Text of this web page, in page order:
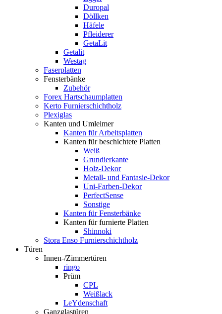
Duropal
Döllken
Häfele
Pfleiderer
GetaLit
Getalit
Westag
Faserplatten
Fensterbänke
Zubehör
Forex Hartschaumplatten
Kerto Furnierschichtholz
Plexiglas
Kanten und Umleimer
Kanten für Arbeitsplatten
Kanten für beschichtete Platten
Weiß
Grundierkante
Holz-Dekor
Metall- und Fantasie-Dekor
Uni-Farben-Dekor
PerfectSense
Sonstige
Kanten für Fensterbänke
Kanten für furnierte Platten
Shinnoki
Stora Enso Furnierschichtholz
Türen
Innen-/Zimmertüren
ringo
Prüm
CPL
Weißlack
LeYdenschaft
Ganzglastüren